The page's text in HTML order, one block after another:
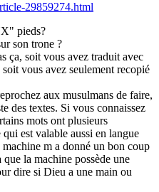
29859274.html
pieds?
son trone ?
ça, soit vous avez traduit avec
vous avez seulement recopié
aux musulmans de faire,
des textes. Si vous connaissez
mots ont plusieurs
est valable aussi en langue
m a donné un bon coup
la machine possède une
dire si Dieu a une main ou